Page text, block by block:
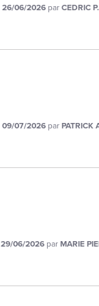
26/06/2026 parCEDRIC P.
09/07/2026 parPATRICK
29/06/2026 parMARIE